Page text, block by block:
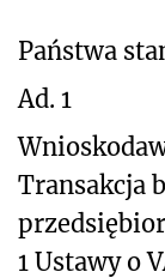
Państwa
Ad. 1
Transakcja
1 Ustawy o